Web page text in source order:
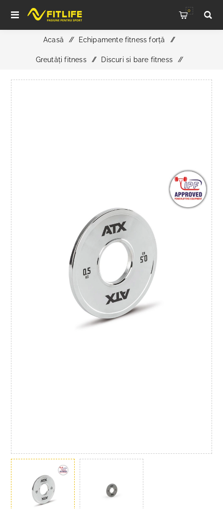
0
Acasă / Echipamente fitness forță /
Greutăți fitness / Discuri si bare fitness /
ATX Fractional Steel Plates 0,5 kg